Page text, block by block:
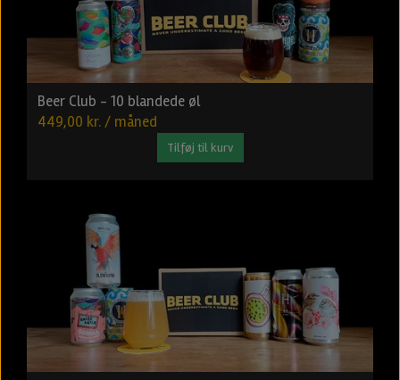
Beer Club - 10 blandede øl
449,00 kr. / måned
Tilføj til kurv